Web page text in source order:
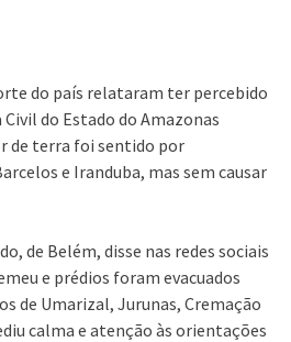
do país relataram ter percebido
do Estado do Amazonas
de terra foi sentido por
e Iranduba, mas sem causar
de Belém, disse nas redes sociais
e prédios foram evacuados
de Umarizal, Jurunas, Cremação
calma e atenção às orientações